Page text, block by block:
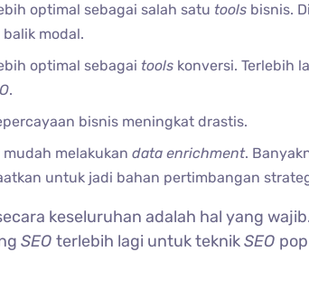
optimal sebagai salah satu toolsbisnis.
balik modal.
optimal sebagai toolskonversi. Terlebih
.
bisnis meningkat drastis.
melakukan data enrichment.
untuk jadi bahan pertimbangan
keseluruhan adalah hal yang
SEO terlebih lagi untuk teknikSEO